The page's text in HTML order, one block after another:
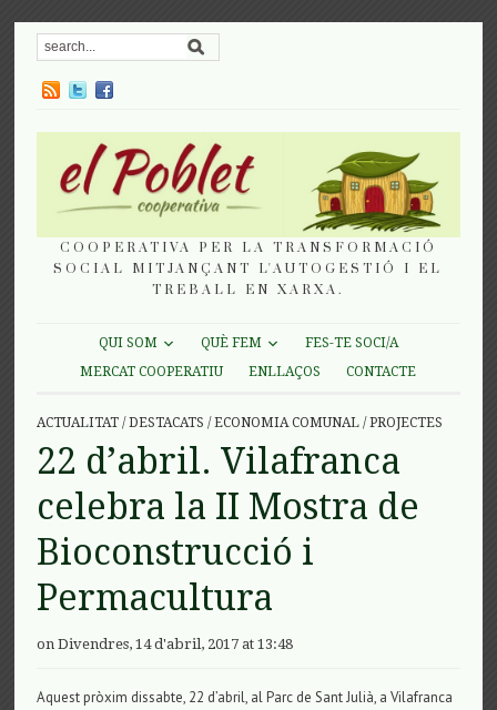
COOPERATIVA PER LA TRANSFORMACIÓ
SOCIAL MITJANÇANT L'AUTOGESTIÓ I EL
TREBALL EN XARXA.
QUI SOM QUÈ FEM
FES-TE SOCI/A
MERCAT COOPERATIU
ENLLAÇOS CONTACTE
ACTUALITAT /DESTACATS /ECONOMIA COMUNAL /PROJECTES
22 d’abril. Vilafranca
celebra la II Mostra de
Bioconstrucció i
Permacultura
on Divendres, 14 d'abril, 2017 at 13:48
Aquest pròxim dissabte, 22 d’abril, al Parc de Sant Julià, a Vilafranca